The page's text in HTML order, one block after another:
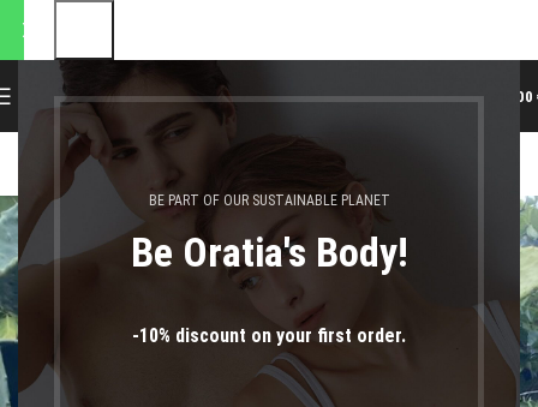
BE PART OF OUR SUSTAINABLE PLANET
Be Oratia's Body!
-10% discount on your first order.
MENU 0,00
Πού να Πάω Διακοπές το Καλοκαίρι;
θα